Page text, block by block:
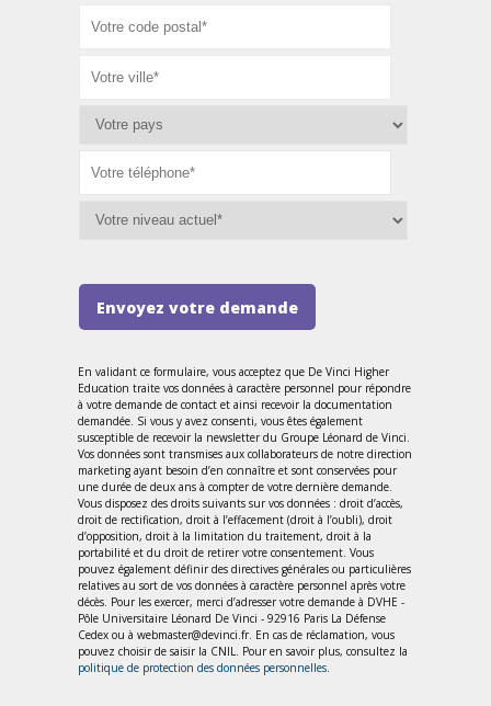
Envoyez votre demande
En validant ce formulaire, vous acceptez que De Vinci Higher
Education traite vos données à caractère personnel pour répondre
à votre demande de contact et ainsi recevoir la documentation
demandée. Si vous y avez consenti, vous êtes également
susceptible de recevoir la newsletter du Groupe Léonard de Vinci.
Vos données sont transmises aux collaborateurs de notre direction
marketing ayant besoin d’en connaître et sont conservées pour
une durée de deux ans à compter de votre dernière demande.
Vous disposez des droits suivants sur vos données : droit d’accès,
droit de rectification, droit à l’effacement (droit à l’oubli), droit
d’opposition, droit à la limitation du traitement, droit à la
portabilité et du droit de retirer votre consentement. Vous
pouvez également définir des directives générales ou particulières
relatives au sort de vos données à caractère personnel après votre
décès. Pour les exercer, merci d’adresser votre demande à DVHE -
Pôle Universitaire Léonard De Vinci - 92916 Paris La Défense
Cedex ou à webmaster@devinci.fr. En cas de réclamation, vous
pouvez choisir de saisir la CNIL. Pour en savoir plus, consultez la
politique de protection des données personnelles.